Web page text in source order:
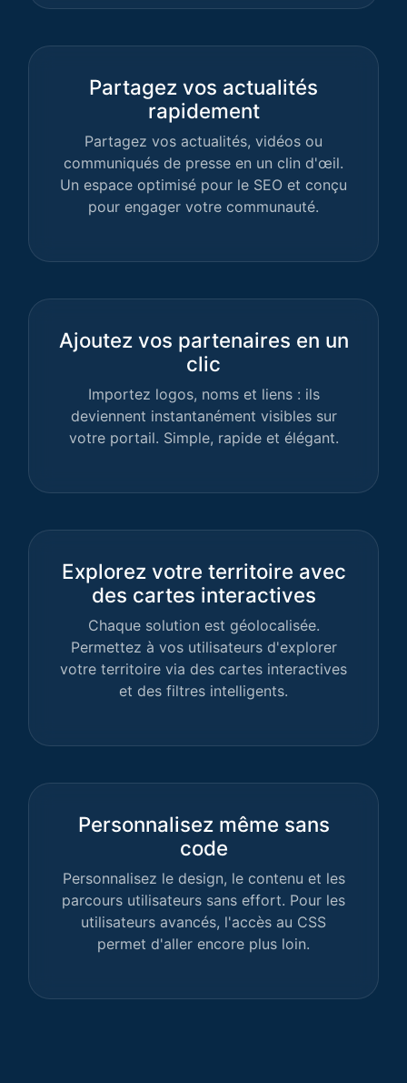
Partagez vos actualités
rapidement
Partagez vos actualités, vidéos ou
communiqués de presse en un clin d'œil.
Un espace optimisé pour le SEO et conçu
pour engager votre communauté.
Ajoutez vos partenaires en un
clic
Importez logos, noms et liens : ils
deviennent instantanément visibles sur
votre portail. Simple, rapide et élégant.
Explorez votre territoire avec
des cartes interactives
Chaque solution est géolocalisée.
Permettez à vos utilisateurs d'explorer
votre territoire via des cartes interactives
et des filtres intelligents.
Personnalisez même sans
code
Personnalisez le design, le contenu et les
parcours utilisateurs sans effort. Pour les
utilisateurs avancés, l'accès au CSS
permet d'aller encore plus loin.